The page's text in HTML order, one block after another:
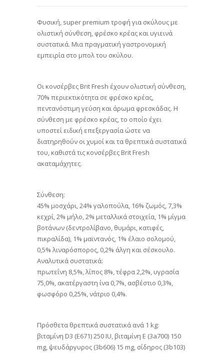
Φυσική, super premium τροφή για σκύλους με
ολιστική σύνθεση, φρέσκο κρέας και υγιεινά
συστατικά. Μια πραγματική γαστρονομική
εμπειρία στο μπολ του σκύλου.
Οι κονσέρβες Brit Fresh έχουν ολιστική σύνθεση,
70% περιεκτικότητα σε φρέσκο κρέας,
πεντανόστιμη γεύση και άρωμα φρεσκάδας. Η
σύνθεση με φρέσκο κρέας, το οποίο έχει
υποστεί ειδική επεξεργασία ώστε να
διατηρηθούν οι χυμοί και τα θρεπτικά συστατικά
του, καθιστά τις κονσέρβες Brit Fresh
ακαταμάχητες.
Σύνθεση:
45% μοσχάρι, 24% γαλοπούλα, 16% ζωμός, 7,3%
κεχρί, 2% μήλο, 2% μεταλλικά στοιχεία, 1% μίγμα
βοτάνων (δεντρολίβανο, θυμάρι, κατιφές,
πικραλίδα), 1% μαϊντανός, 1% έλαιο σολομού,
0,5% λιναρόσπορος, 0,2% άλγη και σέσκουλο.
Αναλυτικά συστατικά:
πρωτεΐνη 8,5%, λίπος 8%, τέφρα 2,2%, υγρασία
75,0%, ακατέργαστη ίνα 0,7%, ασβέστιο 0,3%,
φωσφόρο 0,25%, νάτριο 0,4%.
Πρόσθετα θρεπτικά συστατικά ανά 1 kg:
βιταμίνη D3 (E671) 250 IU, βιταμίνη Ε (3a700) 150
mg, ψευδάργυρος (3b606) 15 mg, σίδηρος (3b103)